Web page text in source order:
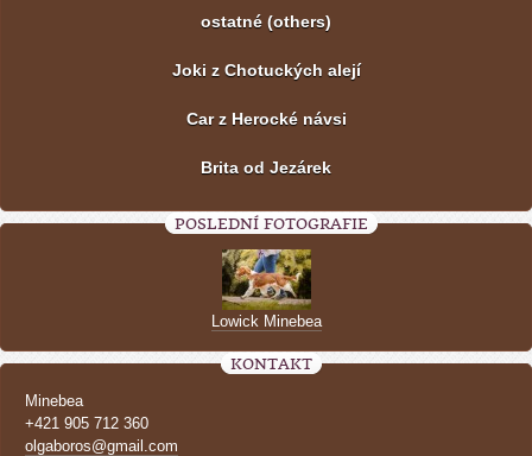
ostatné (others)
Joki z Chotuckých alejí
Car z Herocké návsi
Brita od Jezárek
POSLEDNÍ FOTOGRAFIE
Lowick Minebea
KONTAKT
Minebea
+421 905 712 360
olgaboros@gmail.com